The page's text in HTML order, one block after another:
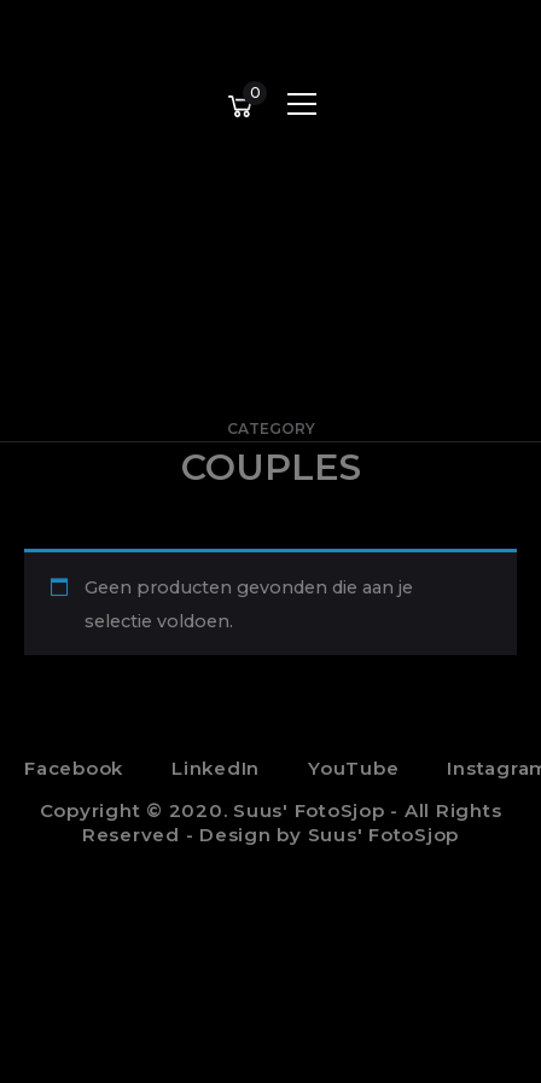
0
CATEGORY
COUPLES
Geen producten gevonden die aan je
selectie voldoen.
Facebook LinkedIn YouTube
Copyright © 2020. Suus' FotoSjop - All Rights
Reserved - Design by Suus' FotoSjop